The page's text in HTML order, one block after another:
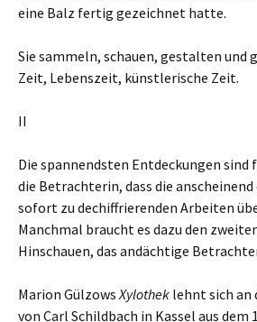
eine Balz fertig gezeichnet hatte.
Sie sammeln, schauen, gestalten und
Zeit, Lebenszeit, künstlerische Zeit.
II
Die spannendsten Entdeckungen sind
die Betrachterin, dass die
sofort zu dechiffrierenden Arbeiten
Manchmal braucht es dazu den
Hinschauen, das andächtige
Marion GülzowsXylothek lehnt sich an
von Carl Schildbach in Kassel aus dem